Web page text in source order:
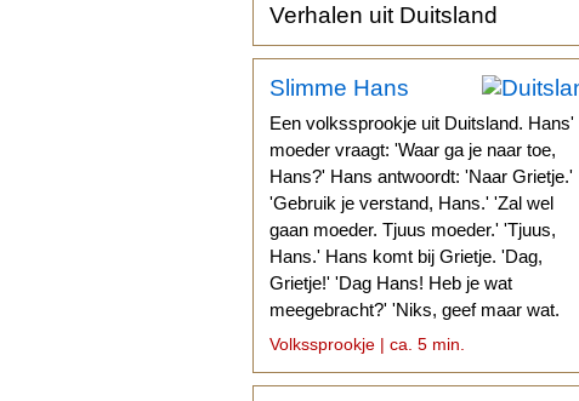
Verhalen uit Duitsland
Slimme Hans
Een volkssprookje uit Duitsland. Hans'
moeder vraagt: 'Waar ga je naar toe,
Hans?' Hans antwoordt: 'Naar Grietje.'
'Gebruik je verstand, Hans.' 'Zal wel
gaan moeder. Tjuus moeder.' 'Tjuus,
Hans.' Hans komt bij Grietje. 'Dag,
Grietje!' 'Dag Hans! Heb je wat
meegebracht?' 'Niks, geef maar wat.
Volkssprookje | ca. 5 min.